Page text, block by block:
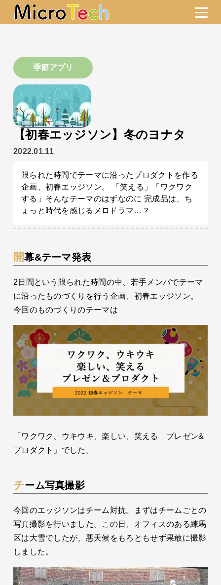
季節アプリ
【初春エッジソン】冬のヨナタ
2022.01.11
限られた時間でテーマに沿ったプロダクトを作る
企画、初春エッジソン。 「笑える」「ワクワク
する」そんなテーマのはずなのに 完成品は、ち
ょっと時代を感じるメロドラマ…？
開幕&テーマ発表
2日間という限られた時間の中、若手メンバでテーマ
に沿ったものづくりを行う企画、初春エッジソン。
今回のものづくりのテーマは
「ワクワク、ウキウキ、楽しい、笑える プレゼン&
プロダクト」でした。
チーム写真撮影
今回のエッジソンはチーム対抗。まずはチームごとの
写真撮影を行いました。この日、オフィスのある練馬
区は大雪でしたが、悪天候をもろともせず果敢に撮影
しました。